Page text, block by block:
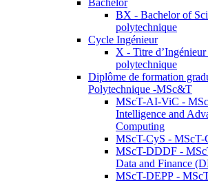
Bachelor
BX - Bachelor of
polytechnique
Cycle Ingénieur
X - Titre
polytechnique
Diplôme de formation
Polytechnique -MSc&T
MScT-AI-ViC -
Intelligence and
Computing
MScT-CyS - MScT-
MScT-DDDF -
Data and Finance
MScT-DEPP -